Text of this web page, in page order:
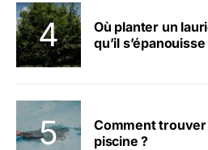
Où planter un
qu’il
Comment
piscine ?